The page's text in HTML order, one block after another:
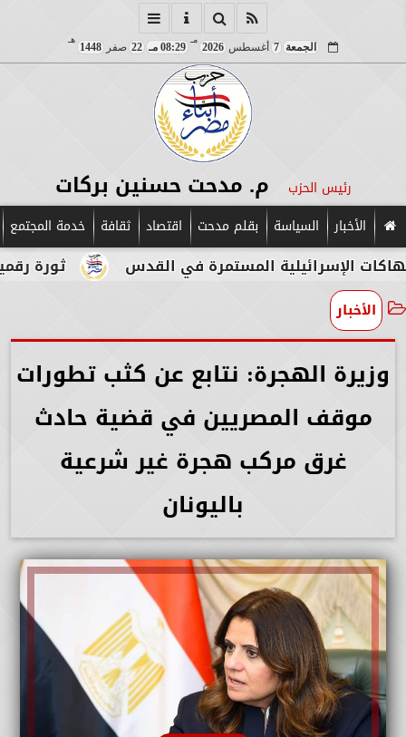
الجمعة 7 أغسطس 2026
مـ
08:29 مـ 22 صفر 1448
هـ
رئيس الحزب م. مدحت حسنين بركات
الأخبار السياسة بقلم مدحت اقتصاد ثقافة خدمة المجتمع
ثورة رقمية في المستمرة في القدس
الأخبار
وزيرة الهجرة: نتابع عن كثب تطورات
موقف المصريين في قضية حادث
غرق مركب هجرة غير شرعية
باليونان